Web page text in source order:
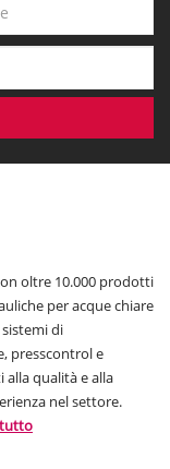
oltre 10.000 prodotti
per acque chiare
di
presscontrol e
alla qualità e alla
nel settore.
tutto